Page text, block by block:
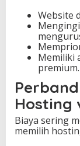
Website
Memiliki
premium.
Hosting
Biaya sering
memilih